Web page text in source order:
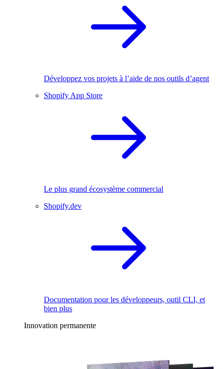
Développez vos projets à l’aide de nos outils d’agent
Shopify App Store
Le plus grand écosystème commercial
Shopify.dev
Documentation pour les développeurs, outil CLI, et
bien plus
Innovation permanente